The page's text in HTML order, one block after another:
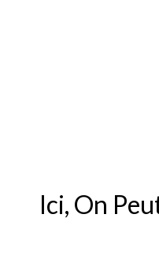
Ici, On